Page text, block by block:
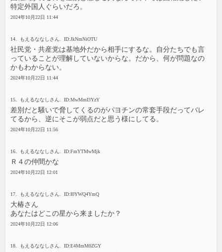
特定外国人ぐらいだろ。
2024年10月22日 11:44
14. もえるななしさん. ID:JkNmNiOTU
社民党・共産党は基地外だから相手にするな。自分たちでも言
っていることが理解していないからな。だから、何が問題なの
かもわからない。
2024年10月22日 11:44
15. もえるななしさん. ID:MwMmI3YzY
差別だと騒いで脅してくるのがパヨチンの常套手段だってバレ
てるから、逆にそこが弱点だと思う様にしてる。
2024年10月22日 11:56
16. もえるななしさん. ID:FmYTMwMjk
Ｒ４の仲間かな
2024年10月22日 12:01
17. もえるななしさん. ID:I0YWQ4YmQ
大椿さん
あなたはどこの星から来ましたか？
2024年10月22日 12:06
18. もえるななしさん. ID:E4MmM0ZGY